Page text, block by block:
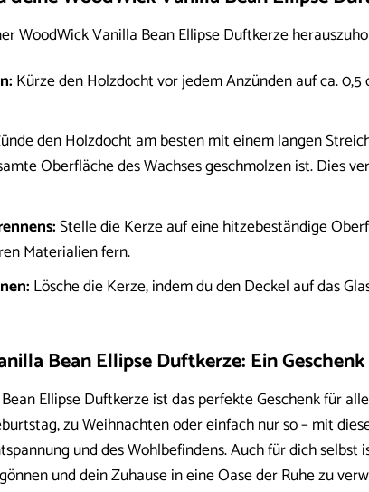
WoodWick Vanilla Bean Ellipse Duftkerze
Kürze den Holzdocht vor jedem Anzünden auf ca.
den Holzdocht am besten mit einem langen
Oberfläche des Wachses geschmolzen ist. Dies
Stelle die Kerze auf eine hitzebeständige
Materialien fern.
Lösche die Kerze, indem du den Deckel auf das
Bean Ellipse Duftkerze: Ein
Ellipse Duftkerze ist das perfekte Geschenk für
zu Weihnachten oder einfach nur so – mit
und des Wohlbefindens. Auch für dich
und dein Zuhause in eine Oase der Ruhe zu